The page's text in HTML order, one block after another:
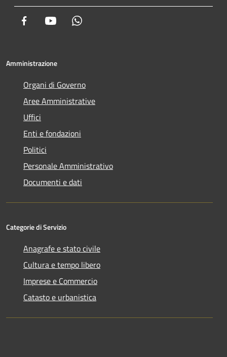
Facebook Youtube
Amministrazione
Organi di Governo
Aree Amministrative
Uffici
Enti e fondazioni
Politici
Personale Amministrativo
Documenti e dati
Categorie di Servizio
Anagrafe e stato civile
Cultura e tempo libero
Imprese e Commercio
Catasto e urbanistica